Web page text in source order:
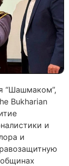
“Шашмаком”,
Bukharian
и
и